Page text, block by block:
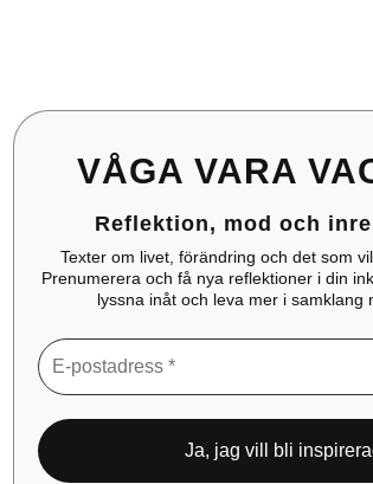
VÅGA VARA
Reflektion, mod och
Texter om livet, förändring och det som
Prenumerera och få nya reflektioner i din
lyssna inåt och leva mer i samklang